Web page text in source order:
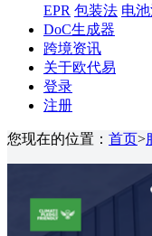
EPR 包装法 电
DoC生成器
跨境资讯
关于欧代易
登录
注册
您现在的位置： 首页>